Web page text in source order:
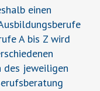
einen
A bis Z wird
des jeweiligen